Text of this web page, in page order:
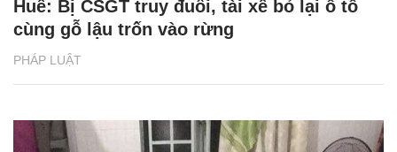
PHÁP LUẬT
Huế: Bị CSGT truy đuổi, tài xế bỏ lại ô tô
cùng gỗ lậu trốn vào rừng